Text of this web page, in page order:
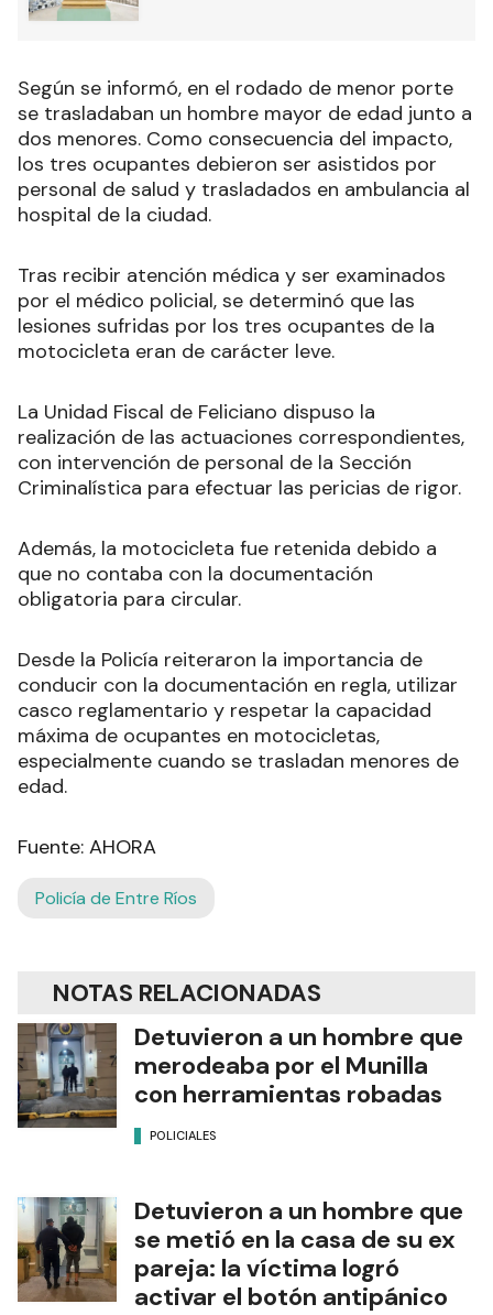
Según se informó, en el rodado de menor porte
se trasladaban un hombre mayor de edad junto a
dos menores. Como consecuencia del impacto,
los tres ocupantes debieron ser asistidos por
personal de salud y trasladados en ambulancia al
hospital de la ciudad.
Tras recibir atención médica y ser examinados
por el médico policial, se determinó que las
lesiones sufridas por los tres ocupantes de la
motocicleta eran de carácter leve.
La Unidad Fiscal de Feliciano dispuso la
realización de las actuaciones correspondientes,
con intervención de personal de la Sección
Criminalística para efectuar las pericias de rigor.
Además, la motocicleta fue retenida debido a
que no contaba con la documentación
obligatoria para circular.
Desde la Policía reiteraron la importancia de
conducir con la documentación en regla, utilizar
casco reglamentario y respetar la capacidad
máxima de ocupantes en motocicletas,
especialmente cuando se trasladan menores de
edad.
Fuente: AHORA
Policía de Entre Ríos
NOTAS RELACIONADAS
Detuvieron a un hombre que
merodeaba por el Munilla
con herramientas robadas
POLICIALES
Detuvieron a un hombre que
se metió en la casa de su ex
pareja: la víctima logró
activar el botón antipánico